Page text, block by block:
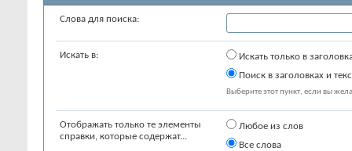
Слова для поиска:
Искать в:
Искать только в
Поиск в заголовках и
Выберите этот пункт, если вы
Отображать только те элементы
справки, которые содержат...
Любое из слов
Все слова